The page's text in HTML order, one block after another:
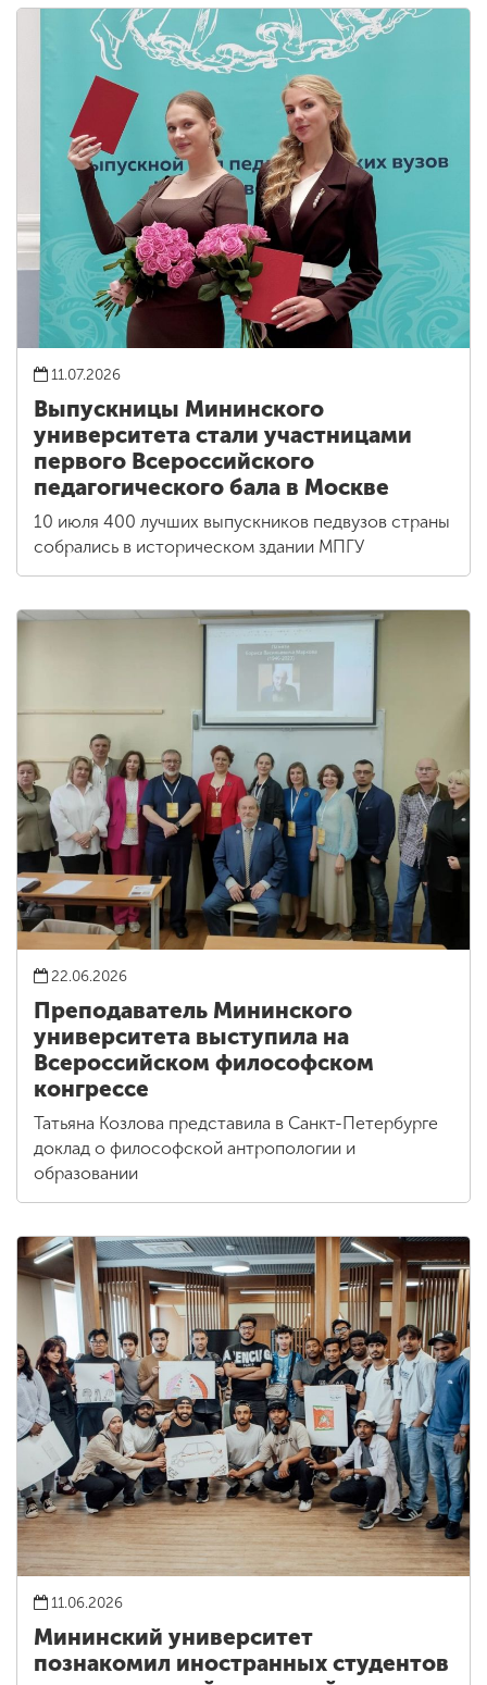
11.07.2026
Выпускницы Мининского
университета стали участницами
первого Всероссийского
педагогического бала в Москве
10 июля 400 лучших выпускников педвузов страны
собрались в историческом здании МПГУ
22.06.2026
Преподаватель Мининского
университета выступила на
Всероссийском философском
конгрессе
Татьяна Козлова представила в Санкт-Петербурге
доклад о философской антропологии и
образовании
11.06.2026
Мининский университет
познакомил иностранных студентов